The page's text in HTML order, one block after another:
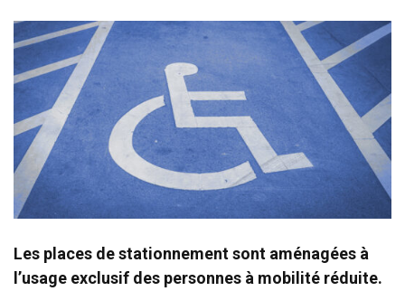
Les places de stationnement sont aménagées à
l’usage exclusif des personnes à mobilité réduite.